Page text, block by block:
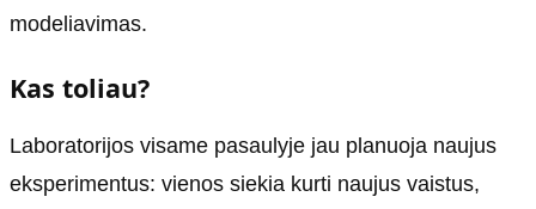
modeliavimas.
Kas toliau?
Laboratorijos visame pasaulyje jau planuoja naujus
eksperimentus: vienos siekia kurti naujus vaistus,